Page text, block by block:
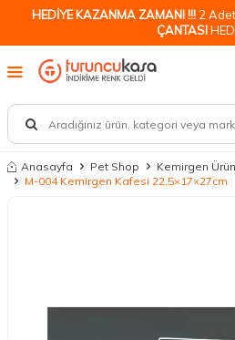
HEDİYE KAZANMA ZAMANI !!! 2
ÇANTASI
Anasayfa Pet Shop Kemirgen
M-004 Kemirgen Kafesi 22.5×17×27cm